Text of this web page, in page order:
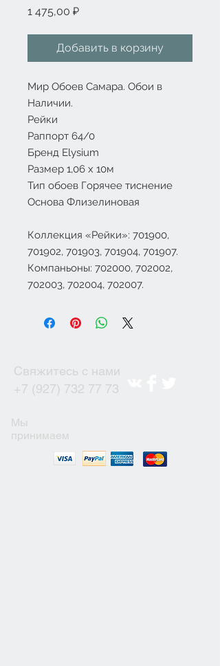
1 475,00 ₽Цена
Добавить в корзину
Мир Обоев Самара. Обои в
Наличии.
Рейки
Раппорт 64/0
Бренд Elysium
Размер 1,06 х 10м
Тип обоев Горячее тиснение
Основа Флизелиновая
Коллекция «Рейки»: 701900,
701902, 701903, 701904, 701907.
Компаньоны: 702000, 702002,
702003, 702004, 702007.
Свяжитесь с нами
+7 (927) 732 77 73
Мы
принимаем